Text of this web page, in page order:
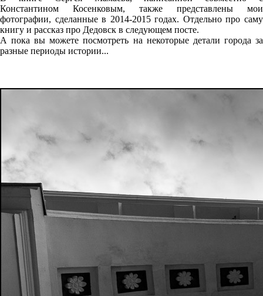
Константином Косенковым, также представлены мои
фотографии, сделанные в 2014-2015 годах. Отдельно про саму
книгу и рассказ про Дедовск в следующем посте.
А пока вы можете посмотреть на некоторые детали города за
разные периоды истории...